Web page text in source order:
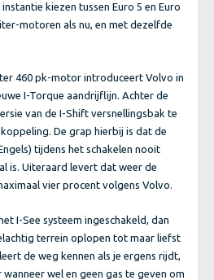
kiezen tussen Euro 5 en Euro
motoren als nu, en met dezelfde
460 pk-motor introduceert Volvo in
I-Torque aandrijflijn. Achter de
van de I-Shift versnellingsbak te
De grap hierbij is dat de
tijdens het schakelen nooit
is. Uiteraard levert dat weer de
vier procent volgens Volvo.
I-See systeem ingeschakeld, dan
terrein oplopen tot maar liefst
de weg kennen als je ergens rijdt,
wel en geen gas te geven om